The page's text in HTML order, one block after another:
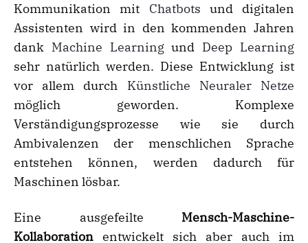
Kommunikation mit Chatbots und digitalen
Assistenten wird in den kommenden Jahren
dank Machine Learningund Deep Learning
sehr natürlich werden. Diese Entwicklung ist
vor allem durch Künstliche Neuraler Netze
möglich geworden. Komplexe
Verständigungsprozesse wie sie durch
Ambivalenzen der menschlichen Sprache
entstehen können, werden dadurch für
Maschinen lösbar.
Eine ausgefeilte Mensch-Maschine-
Kollaboration entwickelt sich aber auch im